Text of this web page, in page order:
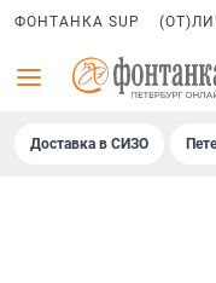
ФОНТАНКА SUP
Доставка в СИЗО